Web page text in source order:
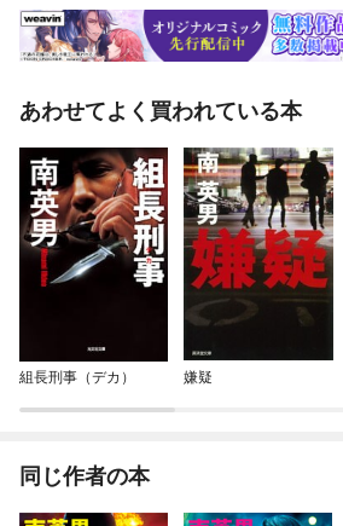
あわせてよく買われている本
組長刑事（デカ） 嫌疑
同じ作者の本